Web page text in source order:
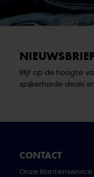
NIEUWSBRIEF
Blijf op de hoogte
spijkerharde deals
CONTACT
Onze